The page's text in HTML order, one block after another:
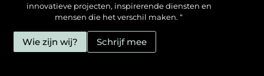
innovatieve projecten, inspirerende diensten en
mensen die het verschil maken. “
Wie zijn wij? Schrijf mee